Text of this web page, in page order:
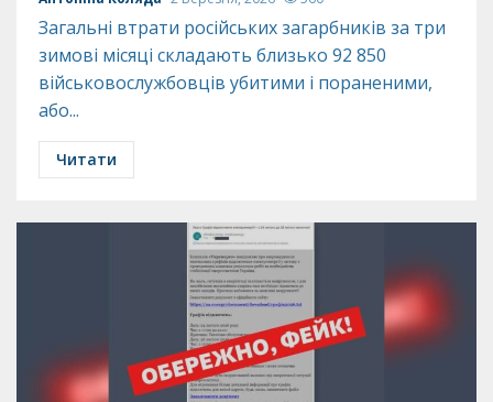
Загальні втрати російських загарбників за три
зимові місяці складають близько 92 850
військовослужбовців убитими і пораненими,
або...
Читати